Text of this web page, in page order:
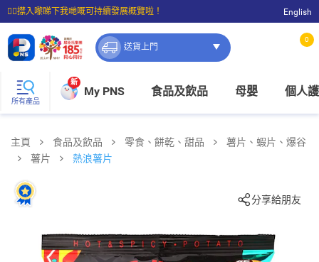
☝🏼㩒入嚟睇下我哋嘅可持續發展概覽啦！
⭐購物滿$399即享免費送貨；滿$100即可免費店取。
English
送貨上門
0
所有產品
新
My PNS 食品及飲品 母嬰 個人
主頁 食品及飲品 零食、餅乾、甜品
薯片、蝦片、爆谷
薯片
熱浪薯片
分享給朋友